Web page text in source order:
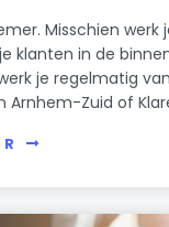
Misschien werk
klanten in de
je regelmatig
Arnhem-Zuid of